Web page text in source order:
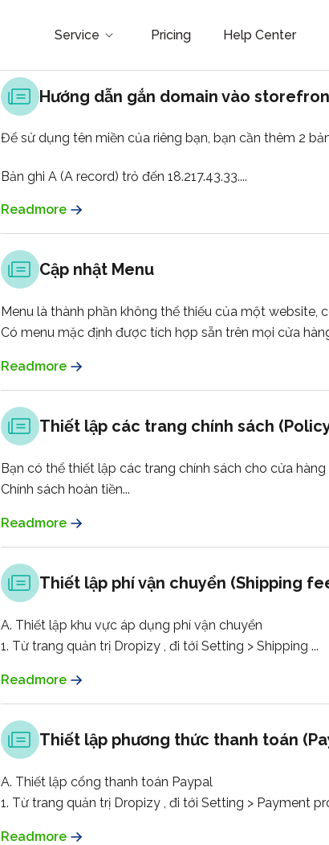
Service Pricing Help Center
Hướng dẫn gắn domain vào
Để sử dụng tên miền của riêng bạn, bạn cần thêm 2
Bản ghi A (A record) trỏ đến 18.217.43.33....
Readmore
Cập nhật Menu
Menu là thành phần không thể thiếu của một
Có menu mặc định được tích hợp sẵn trên mọi cửa
Readmore
Thiết lập các trang chính sách
Bạn có thể thiết lập các trang chính sách cho cửa
Chính sách hoàn tiền...
Readmore
Thiết lập phí vận chuyển (Shipping
A. Thiết lập khu vực áp dụng phí vận chuyển
1. Từ trang quản trị Dropizy , đi tới Setting > Shipping ...
Readmore
Thiết lập phương thức thanh toán
A. Thiết lập cổng thanh toán Paypal
1. Từ trang quản trị Dropizy , đi tới Setting > Payment
Readmore